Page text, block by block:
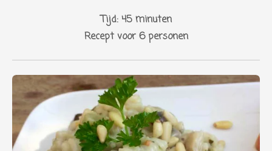
Tijd: 45 minuten
Recept voor 6 personen